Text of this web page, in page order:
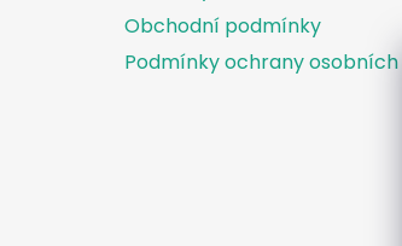
Obchodní podmínky
Podmínky ochrany osobních